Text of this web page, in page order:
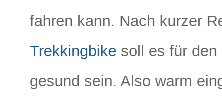
fahren kann. Nach kurzer
Trekkingbike soll es für
gesund sein. Also warm